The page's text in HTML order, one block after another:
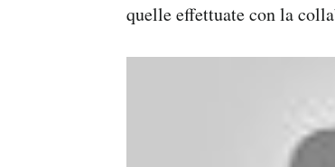
quelle effettuate con la